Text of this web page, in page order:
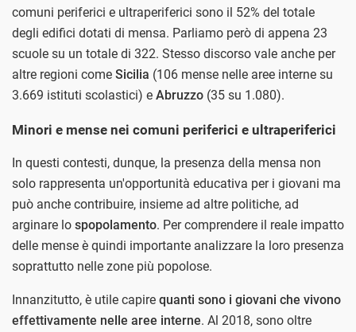
comuni periferici e ultraperiferici sono il 52% del totale
degli edifici dotati di mensa. Parliamo però di appena 23
scuole su un totale di 322. Stesso discorso vale anche per
altre regioni come Sicilia (106 mense nelle aree interne su
3.669 istituti scolastici) e Abruzzo (35 su 1.080).
Minori e mense nei comuni periferici e ultraperiferici
In questi contesti, dunque, la presenza della mensa non
solo rappresenta un'opportunità educativa per i giovani ma
può anche contribuire, insieme ad altre politiche, ad
arginare lo spopolamento. Per comprendere il reale impatto
delle mense è quindi importante analizzare la loro presenza
soprattutto nelle zone più popolose.
Innanzitutto, è utile capire quanti sono i giovani che vivono
effettivamente nelle aree interne. Al 2018, sono oltre